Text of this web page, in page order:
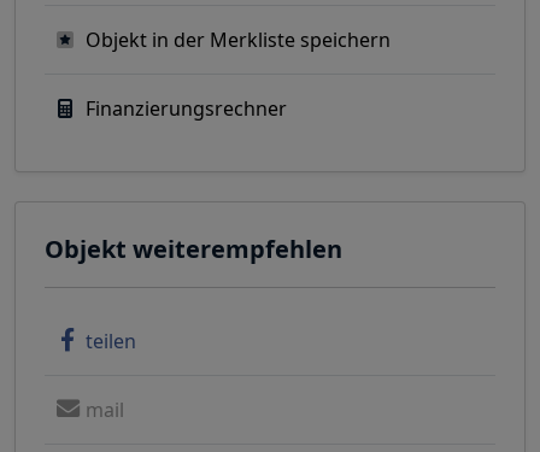
Objekt in der Merkliste speichern
Finanzierungsrechner
Objekt weiterempfehlen
teilen
mail